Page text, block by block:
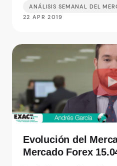
ANÁLISIS SEMANAL DEL
22 APR 2019
Evolución del
Mercado Forex